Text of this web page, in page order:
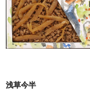
浅草今半